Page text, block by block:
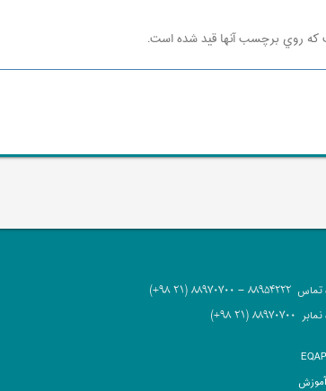
روي برچسب آنها قيد شده است.
تماس 88954222 - 88970700 (21 98+)
88970700 (21 98+)